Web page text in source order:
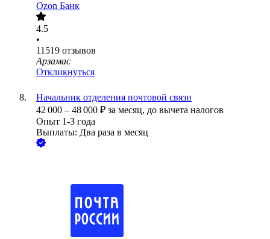
Ozon Банк
4.5
•
11519 отзывов
Арзамас
Откликнуться
Начальник отделения почтовой связи
42 000 – 48 000 ₽ за месяц, до вычета налогов
Опыт 1-3 года
Выплаты: Два раза в месяц